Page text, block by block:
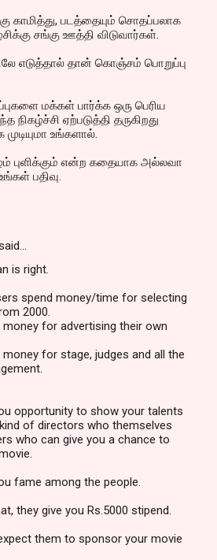
காமித்து, படத்தையும் சொதப்பலாக
சங்கு ஊத்தி விடுவார்கள்.
எடுத்தால் தான் கொஞ்சம் பொறுப்பு
மக்கள் பார்க்க ஒரு பெரிய
நிகழ்ச்சி ஏற்படுத்தி தருகிறது
உங்களால்.
புளிக்கும் என்ற கதையாக அல்லவா
பதிவு.
is right.
spend money/time for selecting
2000.
money for advertising their own
money for stage, judges and all the
opportunity to show your talents
of directors who themselves
who can give you a chance to
fame among the people.
they give you Rs.5000 stipend.
them to sponsor your movie